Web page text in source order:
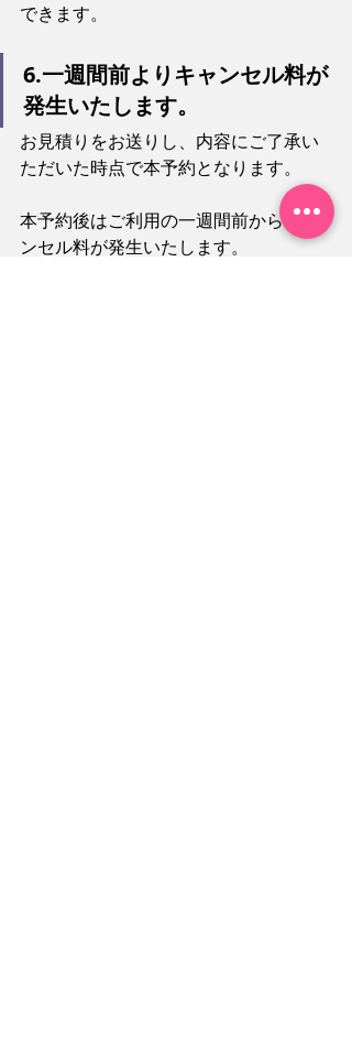
できます。
6.一週間前よりキャンセル料が
発生いたします。
お見積りをお送りし、内容にご了承い
ただいた時点で本予約となります。
本予約後はご利用の一週間前からキャ
ンセル料が発生いたします。